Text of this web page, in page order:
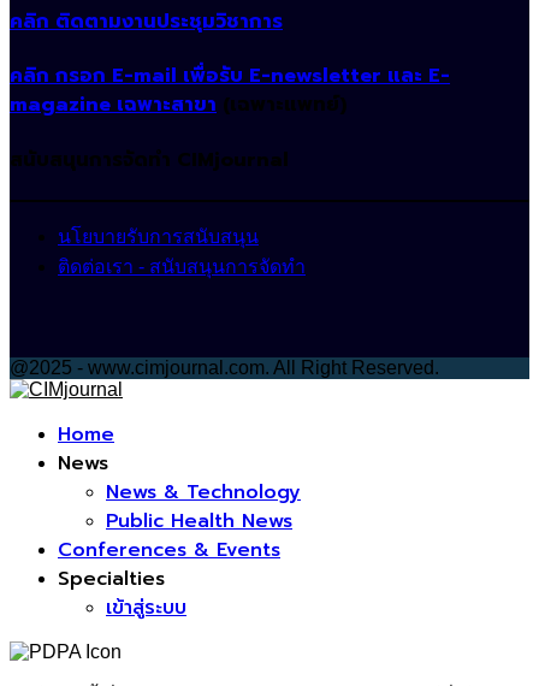
คลิก ติดตามงานประชุมวิชาการ
คลิก กรอก E-mail เพื่อรับ E-newsletter และ E-
magazine เฉพาะสาขา (เฉพาะแพทย์)
สนับสนุนการจัดทำ CIMjournal
นโยบายรับการสนับสนุน
ติดต่อเรา - สนับสนุนการจัดทำ
@2025 - www.cimjournal.com. All Right Reserved.
Home
News
News & Technology
Public Health News
Conferences & Events
Specialties
เข้าสู่ระบบ